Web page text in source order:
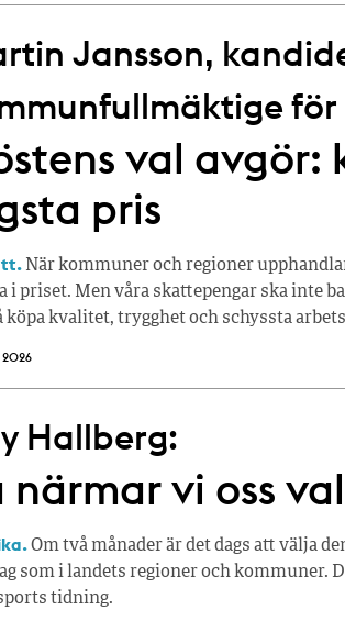
Jansson,
för
val
pris
När kommuner och regioner
i priset. Men våra skattepengar ska inte
köpa kvalitet, trygghet och schyssta
2026
Hallberg:
närmar vi oss
Om två månader är det dags att välja
som i landets regioner och kommuner.
tidning.